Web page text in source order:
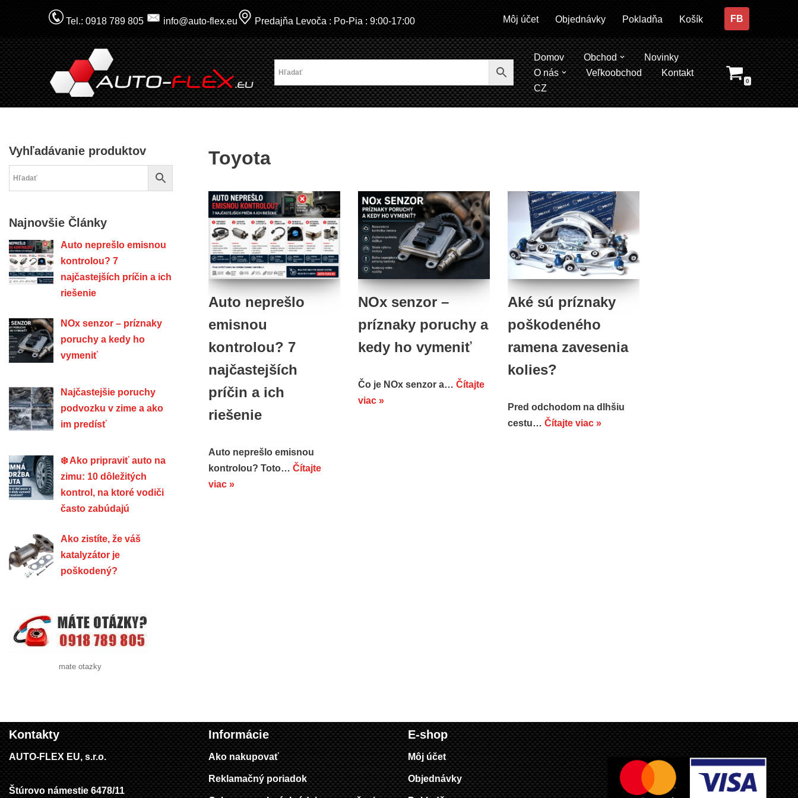
na
obsah
Tel.: 0918 789 805 info@auto-flex.eu Predajňa Levoča : Po-Pia : 9:00-17:00 Môj účet Objednávky Pokladňa Košík FB
Domov Obchod
Novinky
O nás
Veľkoobchod
Kontakt
CZ
0
Vyhľadávanie produktov
Najnovšie Články
Auto neprešlo emisnou
kontrolou? 7
najčastejších príčin a ich
riešenie
NOx senzor – príznaky
poruchy a kedy ho
vymeniť
Najčastejšie poruchy
podvozku v zime a ako
im predísť
❄️ Ako pripraviť auto na
zimu: 10 dôležitých
kontrol, na ktoré vodiči
často zabúdajú
Ako zistíte, že váš
katalyzátor je
poškodený?
mate otazky
Toyota
Auto neprešlo
emisnou
kontrolou? 7
najčastejších
príčin a ich
riešenie
Auto neprešlo emisnou
kontrolou? Toto… Čítajte
viac »
NOx senzor –
príznaky poruchy a
kedy ho vymeniť
Čo je NOx senzor a… Čítajte
viac »
Aké sú príznaky
poškodeného
ramena zavesenia
kolies?
Pred odchodom na dlhšiu
cestu… Čítajte viac »
Kontakty
AUTO-FLEX EU, s.r.o.
Štúrovo námestie 6478/11
Informácie
Ako nakupovať
Reklamačný poriadok
E-shop
Môj účet
Objednávky